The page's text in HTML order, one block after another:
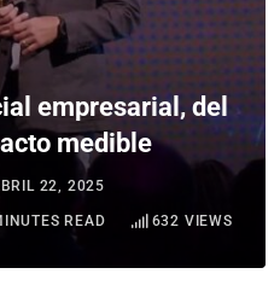
empresarial, del
medible
22, 2025
READ 632 VIEWS